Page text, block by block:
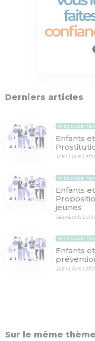
Derniers articles
MESSAGE
Enfants
Jean-Louis
MESSAGE
Enfants
jeunes
Jean-Louis
MESSAGE
Enfants
Jean-Louis
Sur le même thème